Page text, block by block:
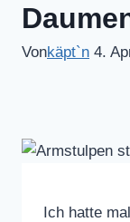
Vonkäpt`n 4.
Ich hatte